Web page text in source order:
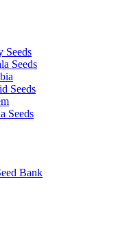
Seeds
Seeds
Seeds
Seeds
Bank